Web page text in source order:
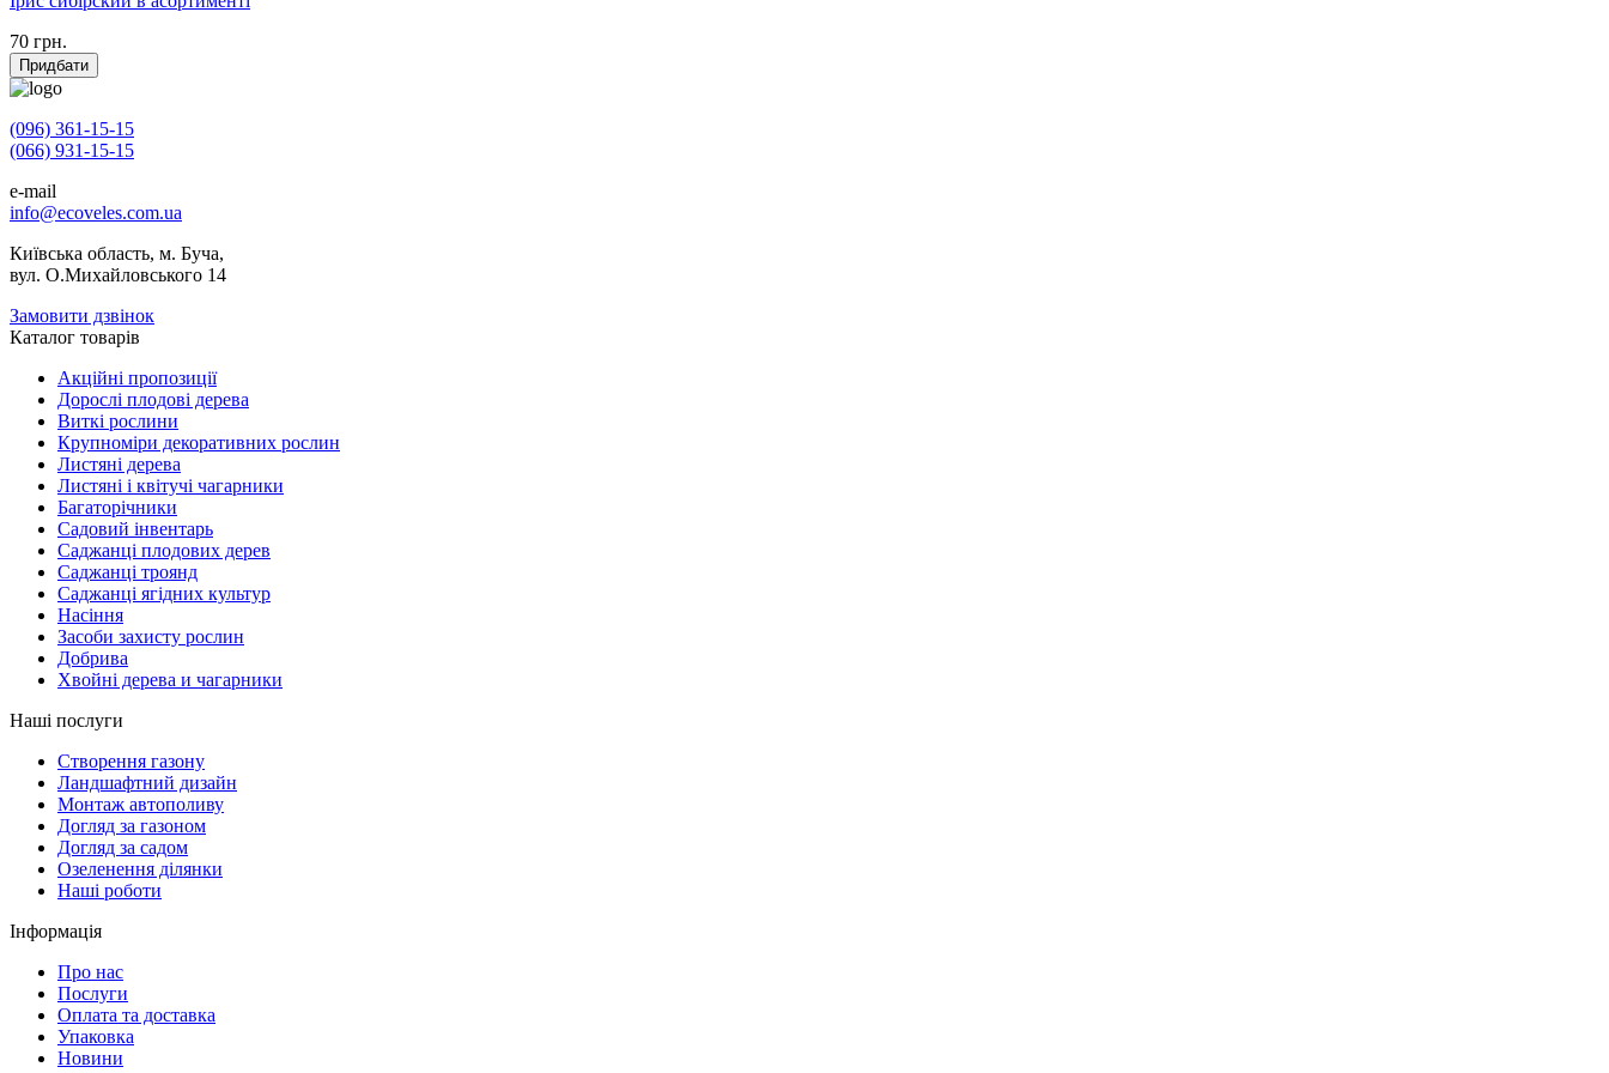
70 грн.
Придбати
(096) 361-15-15
(066) 931-15-15
e-mail
info@ecoveles.com.ua
Київська область, м. Буча,
вул. О.Михайловського 14
Замовити дзвінок
Каталог товарів
Акційні пропозиції
Дорослі плодові дерева
Виткі рослини
Крупноміри декоративних рослин
Листяні дерева
Листяні і квітучі чагарники
Багаторічники
Садовий інвентарь
Саджанці плодових дерев
Саджанці троянд
Саджанці ягідних культур
Насіння
Засоби захисту рослин
Добрива
Хвойні дерева и чагарники
Наші послуги
Створення газону
Ландшафтний дизайн
Монтаж автополиву
Догляд за газоном
Догляд за садом
Озеленення ділянки
Наші роботи
Інформація
Про нас
Послуги
Оплата та доставка
Упаковка
Новини